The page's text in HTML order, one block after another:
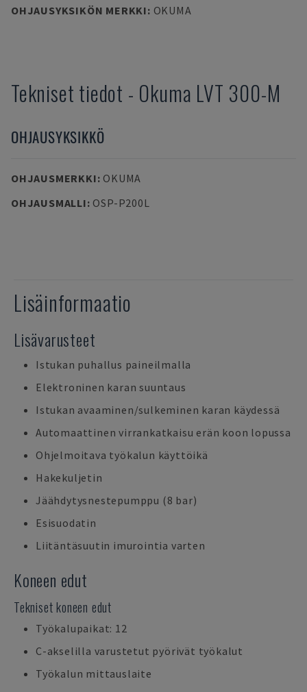
OHJAUSYKSIKÖN MERKKI: OKUMA
Tekniset tiedot - Okuma LVT 300-M
OHJAUSYKSIKKÖ
OHJAUSMERKKI: OKUMA
OHJAUSMALLI: OSP-P200L
Lisäinformaatio
Lisävarusteet
Istukan puhallus paineilmalla
Elektroninen karan suuntaus
Istukan avaaminen/sulkeminen karan käydessä
Automaattinen virrankatkaisu erän koon lopussa
Ohjelmoitava työkalun käyttöikä
Hakekuljetin
Jäähdytysnestepumppu (8 bar)
Esisuodatin
Liitäntäsuutin imurointia varten
Koneen edut
Tekniset koneen edut
Työkalupaikat: 12
C-akselilla varustetut pyörivät työkalut
Työkalun mittauslaite